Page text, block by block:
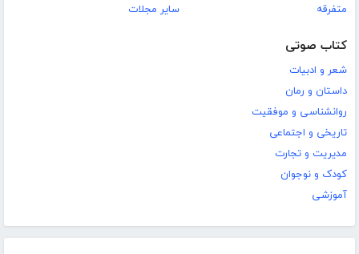
متفرقه
سایر مجلات
کتاب صوتی
شعر و ادبیات
داستان و رمان
روانشناسی و موفقیت
تاریخی و اجتماعی
مدیریت و تجارت
کودک و نوجوان
آموزشی